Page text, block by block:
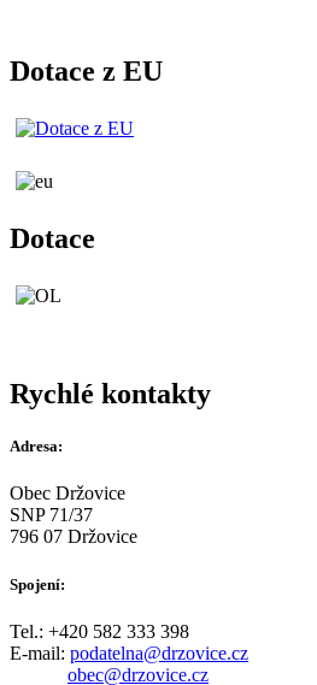
Dotace z EU
Dotace
Rychlé kontakty
Adresa:
Obec Držovice
SNP 71/37
796 07 Držovice
Spojení:
Tel.: +420 582 333 398
E-mail: podatelna@drzovice.cz
obec@drzovice.cz